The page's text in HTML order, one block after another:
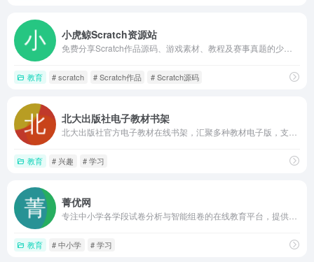
小虎鲸Scratch资源站
教育 # scratch # Scratch作品 # Scratch源码
北大出版社电子教材书架
教育 # 兴趣 # 学习
菁优网
教育 # 中小学 # 学习